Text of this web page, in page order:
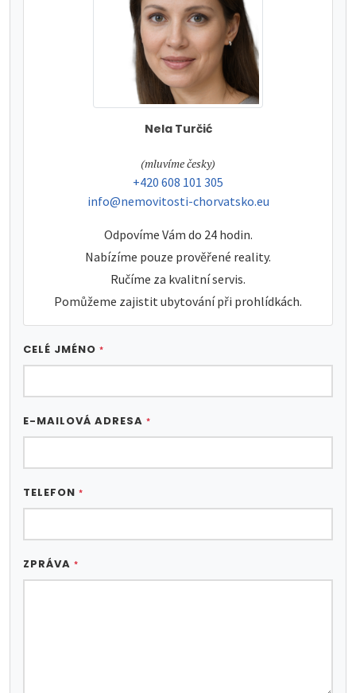
Nela Turčić
tel:
(mluvíme česky)
tel:
+420 608 101 305
e-mail:
info@nemovitosti-chorvatsko.eu
Odpovíme Vám do 24 hodin.
Nabízíme pouze prověřené reality.
Ručíme za kvalitní servis.
Pomůžeme zajistit ubytování při prohlídkách.
CELÉ JMÉNO *
E-MAILOVÁ ADRESA *
TELEFON *
ZPRÁVA *